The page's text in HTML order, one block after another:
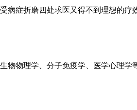
病症折磨四处求医又得不到理想的
物物理学、分子免疫学、医学心理